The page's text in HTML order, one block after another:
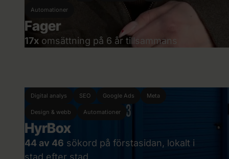
Automationer
Fager
17x omsättning på 6 år tillsammans
Digital analys SEO Google Ads Meta
Design & webb Automationer
HyrBox
44 av 46 sökord på förstasidan, lokalt i
stad efter stad